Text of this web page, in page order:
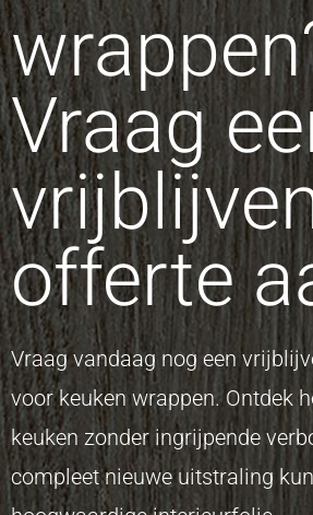
Vraag
offerte
Vraag vandaag nog een
voor keuken wrappen. Ontdek
keuken zonder ingrijpende
compleet nieuwe uitstraling